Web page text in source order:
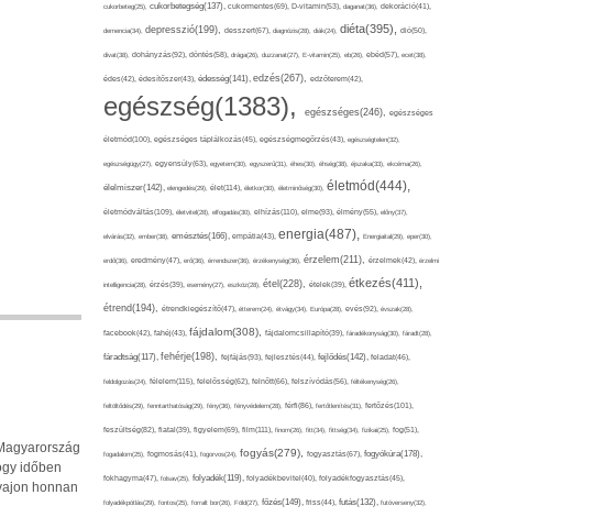
időben
honnan
cukorbeteg(25), cukorbetegség(137), cukormentes(69), D-vitamin(53), daganat(36), dekoráció(41),
demencia(34), depresszió(199), desszert(67), diagnózis(28), diák(24), diéta(395), dió(50),
divat(38), dohányzás(92), döntés(58), drága(26), duzzanat(27), E-vitamin(25), eb(26), ebéd(57), ecet(38),
édes(42), édesítőszer(43), édesség(141), edzés(267), edzőterem(42),
egészség(1383), egészséges(246), egészséges
életmód(100), egészséges táplálkozás(45), egészségmegőrzés(43), egészségtelen(32),
egészségügy(27), egyensúly(63), egyetem(30), egyszerű(31), éhes(30), éhség(38), éjszaka(33), ekcéma(26),
élelmiszer(142), elengedés(29), élet(114), életkor(30), életminőség(30), életmód(444),
életmódváltás(109), életvitel(28), elfogadás(30), elhízás(110), elme(93), élmény(55), előny(37),
elvárás(32), ember(38), emésztés(166), empátia(43), energia(487), Energiaital(29), eper(30),
erdő(36), eredmény(47), erő(36), érrendszer(36), érzékenység(36), érzelem(211), érzelmek(42), érzelmi
intelligencia(28), érzés(39), esemény(27), eszköz(28), étel(228), ételek(39), étkezés(411),
étrend(194), étrendkiegészítő(47), étterem(24), étvágy(34), Európa(28), evés(92), évszak(28),
facebook(42), fahéj(43), fájdalom(308), fájdalomcsillapító(39), fáradékonyság(30), fáradt(28),
fáradtság(117), fehérje(198), fejfájás(93), fejlesztés(44), fejlődés(142), feladat(46),
feldolgozás(24), félelem(115), felelősség(62), felnőtt(66), felszívódás(56), féltékenység(26),
feltöltődés(29), fenntarthatóság(29), fény(36), fényvédelem(28), férfi(86), fertőtlenítés(31), fertőzés(101),
feszültség(82), fiatal(39), figyelem(69), film(111), finom(26), fitt(34), fittség(34), fizikai(25), fog(51),
fogadalom(25), fogmosás(41), fogorvos(24), fogyás(279), fogyasztás(67), fogyókúra(178),
fokhagyma(47), folsav(25), folyadék(119), folyadékbevitel(40), folyadékfogyasztás(45),
folyadékpótlás(29), fontos(25), forralt bor(26), Föld(27), főzés(149), friss(44), futás(132), futóverseny(32),